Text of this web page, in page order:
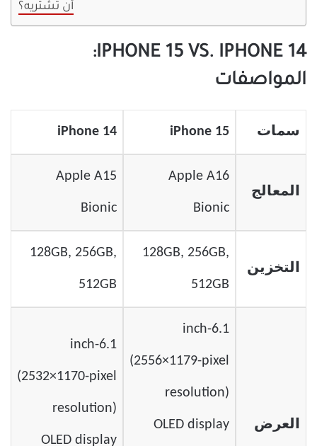
أن تشتريه؟
IPHONE 15 VS. IPHONE 14:
المواصفات
سمات iPhone 15
iPhone 14
المعالج
Apple A16
Bionic
Apple A15
Bionic
التخزين
128GB, 256GB,
512GB
128GB, 256GB,
512GB
العرض
6.1-inch
(2556×1179-pixel
resolution)
OLED display
6.1-inch
(2532×1170-pixel
resolution)
OLED display